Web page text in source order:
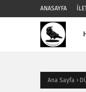
ANASAYFA
Ana Sayfa